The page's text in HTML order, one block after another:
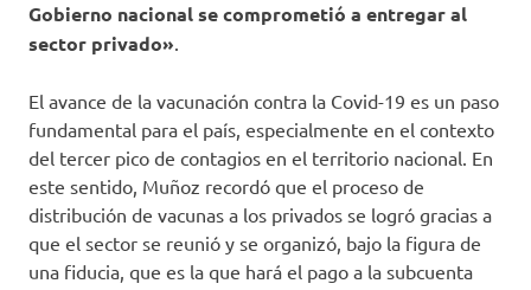
Gobierno nacional se comprometió a entregar al
sector privado».
El avance de la vacunación contra la Covid-19 es un paso
fundamental para el país, especialmente en el contexto
del tercer pico de contagios en el territorio nacional. En
este sentido, Muñoz recordó que el proceso de
distribución de vacunas a los privados se logró gracias a
que el sector se reunió y se organizó, bajo la figura de
una fiducia, que es la que hará el pago a la subcuenta